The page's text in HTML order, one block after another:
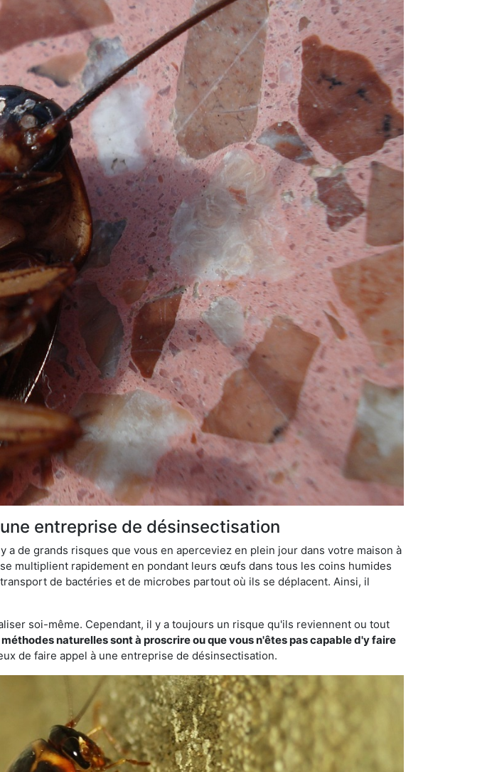
entreprise de désinsectisation
a de grands risques que vous en aperceviez en plein jour dans votre maison à
multiplient rapidement en pondant leurs œufs dans tous les coins humides
de bactéries et de microbes partout où ils se déplacent. Ainsi, il
soi-même. Cependant, il y a toujours un risque qu'ils reviennent ou tout
naturelles sont à proscrire ou que vous n'êtes pas capable d'y faire
de faire appel à une entreprise de désinsectisation.